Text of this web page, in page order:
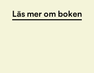
Läs mer om boken